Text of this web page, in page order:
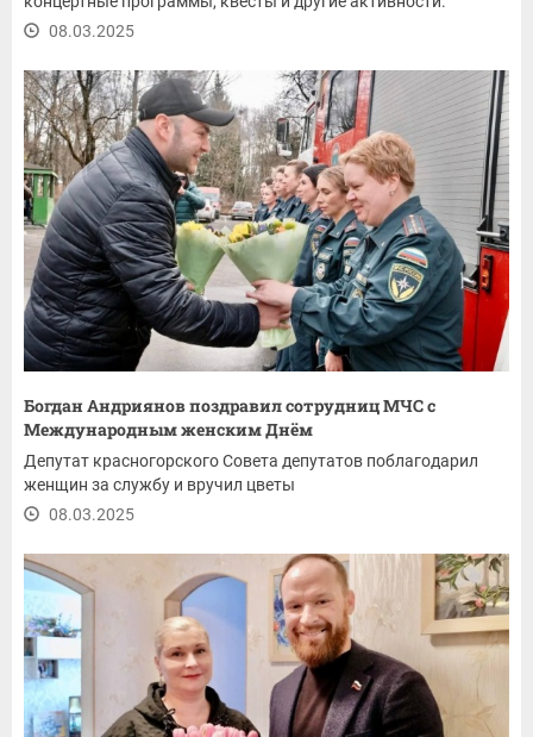
08.03.2025
Богдан Андриянов поздравил сотрудниц МЧС с
Международным женским Днём
Депутат красногорского Совета депутатов поблагодарил
женщин за службу и вручил цветы
08.03.2025